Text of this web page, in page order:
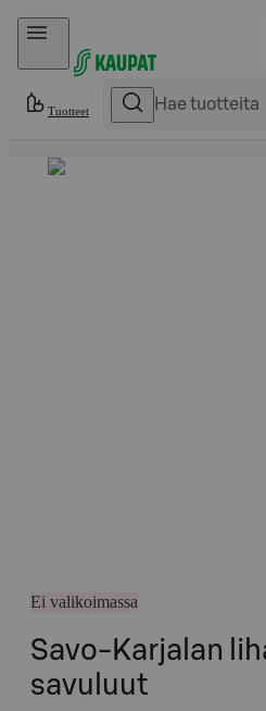
Hyppää sisältöön
Tuotteet
Ei valikoimassa
Savo-Karjalan
savuluut